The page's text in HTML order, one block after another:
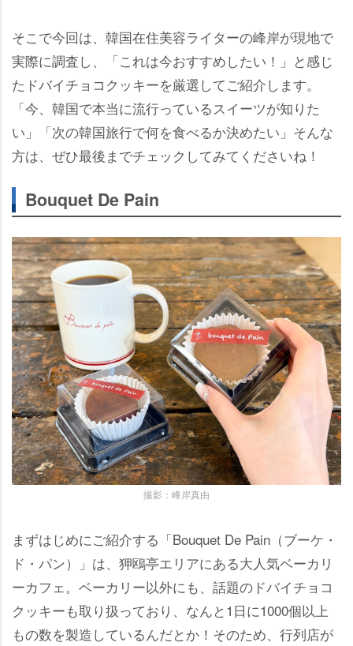
そこで今回は、韓国在住美容ライターの峰岸が現地で
実際に調査し、「これは今おすすめしたい！」と感じ
たドバイチョコクッキーを厳選してご紹介します。
「今、韓国で本当に流行っているスイーツが知りた
い」「次の韓国旅行で何を食べるか決めたい」そんな
方は、ぜひ最後までチェックしてみてくださいね！
Bouquet De Pain
撮影：峰岸真由
まずはじめにご紹介する「Bouquet De Pain（ブーケ・
ド・パン）」は、狎鴎亭エリアにある大人気ベーカリ
ーカフェ。ベーカリー以外にも、話題のドバイチョコ
クッキーも取り扱っており、なんと1日に1000個以上
もの数を製造しているんだとか！そのため、行列店が